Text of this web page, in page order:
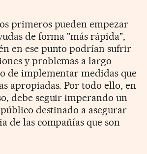
primeros pueden empezar
de forma "más rápida",
en ese punto podrían sufrir
y problemas alargo
de implementar medidas que
apropiadas. Por todo ello, en
debe seguir imperando un
destinado a asegurar
de las compañías que son